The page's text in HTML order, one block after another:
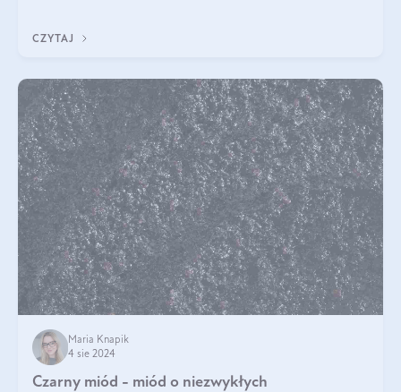
CZYTAJ
Maria Knapik
4 sie 2024
Czarny miód - miód o niezwykłych